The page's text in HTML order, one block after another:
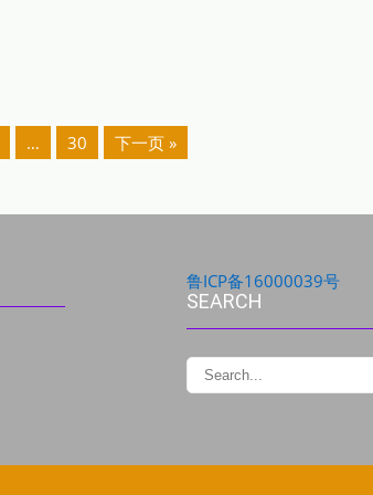
… 30 下一页 »
鲁ICP备16000039号
SEARCH